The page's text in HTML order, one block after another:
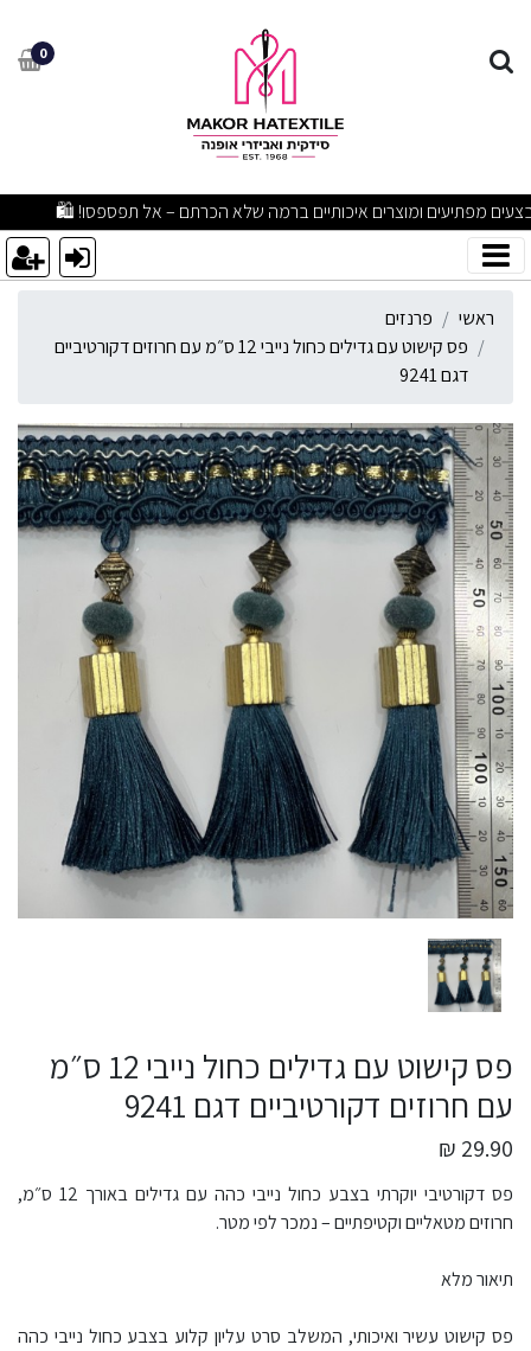
פס קישוט עם גדילים כחול נייבי 12 ס״מ עם חרוזים דקורטיביים דגם
0
מבצעים מפתיעים ומוצרים איכותיים ברמה שלא הכרתם – אל
ראשי
פרנזים
פס קישוט עם גדילים כחול נייבי 12 ס״מ עם חרוזים דקורטיביים
דגם 9241
פס קישוט עם גדילים כחול נייבי 12 ס״מ
עם חרוזים דקורטיביים דגם 9241
29.90 ₪
פס דקורטיבי יוקרתי בצבע כחול נייבי כהה עם גדילים באורך 12 ס״מ,
חרוזים מטאליים וקטיפתיים – נמכר לפי מטר.
תיאור מלא
פס קישוט עשיר ואיכותי, המשלב סרט עליון קלוע בצבע כחול נייבי כהה